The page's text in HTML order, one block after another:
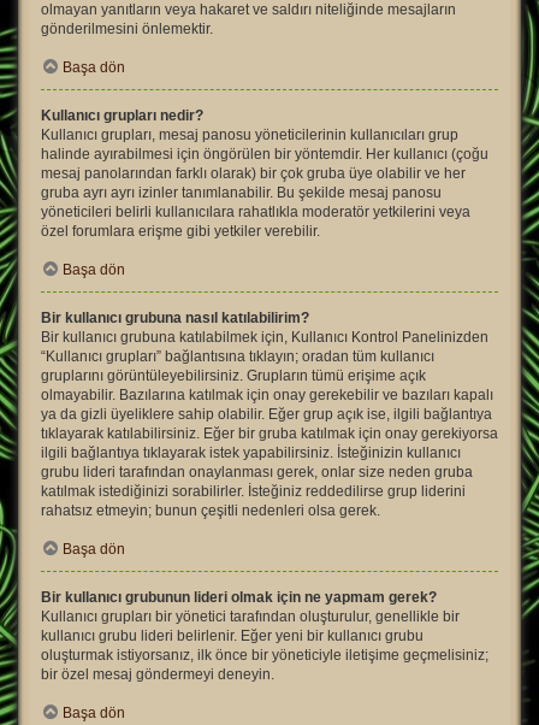
olmayan yanıtların veya hakaret ve saldırı niteliğinde mesajların
gönderilmesini önlemektir.
Başa dön
Kullanıcı grupları nedir?
Kullanıcı grupları, mesaj panosu yöneticilerinin kullanıcıları grup
halinde ayırabilmesi için öngörülen bir yöntemdir. Her kullanıcı (çoğu
mesaj panolarından farklı olarak) bir çok gruba üye olabilir ve her
gruba ayrı ayrı izinler tanımlanabilir. Bu şekilde mesaj panosu
yöneticileri belirli kullanıcılara rahatlıkla moderatör yetkilerini veya
özel forumlara erişme gibi yetkiler verebilir.
Başa dön
Bir kullanıcı grubuna nasıl katılabilirim?
Bir kullanıcı grubuna katılabilmek için, Kullanıcı Kontrol Panelinizden
“Kullanıcı grupları” bağlantısına tıklayın; oradan tüm kullanıcı
gruplarını görüntüleyebilirsiniz. Grupların tümü erişime açık
olmayabilir. Bazılarına katılmak için onay gerekebilir ve bazıları kapalı
ya da gizli üyeliklere sahip olabilir. Eğer grup açık ise, ilgili bağlantıya
tıklayarak katılabilirsiniz. Eğer bir gruba katılmak için onay gerekiyorsa
ilgili bağlantıya tıklayarak istek yapabilirsiniz. İsteğinizin kullanıcı
grubu lideri tarafından onaylanması gerek, onlar size neden gruba
katılmak istediğinizi sorabilirler. İsteğiniz reddedilirse grup liderini
rahatsız etmeyin; bunun çeşitli nedenleri olsa gerek.
Başa dön
Bir kullanıcı grubunun lideri olmak için ne yapmam gerek?
Kullanıcı grupları bir yönetici tarafından oluşturulur, genellikle bir
kullanıcı grubu lideri belirlenir. Eğer yeni bir kullanıcı grubu
oluşturmak istiyorsanız, ilk önce bir yöneticiyle iletişime geçmelisiniz;
bir özel mesaj göndermeyi deneyin.
Başa dön